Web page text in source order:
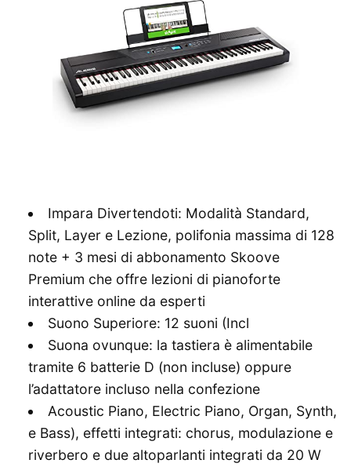
Impara Divertendoti: Modalità Standard,
Split, Layer e Lezione, polifonia massima di 128
note + 3 mesi di abbonamento Skoove
Premium che offre lezioni di pianoforte
interattive online da esperti
Suono Superiore: 12 suoni (Incl
Suona ovunque: la tastiera è alimentabile
tramite 6 batterie D (non incluse) oppure
l’adattatore incluso nella confezione
Acoustic Piano, Electric Piano, Organ, Synth,
e Bass), effetti integrati: chorus, modulazione e
riverbero e due altoparlanti integrati da 20 W